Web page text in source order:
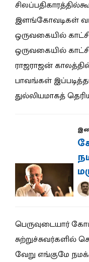
இளங்கோவடிகள்
ஒருவகையில்
ஒருவகையில்
ராஜராஜன்
பாவங்கள்
துல்லியமாகத்
பெருவுடையார்
சுற்றுச்சுவர்களில்
வேறு எங்குமே